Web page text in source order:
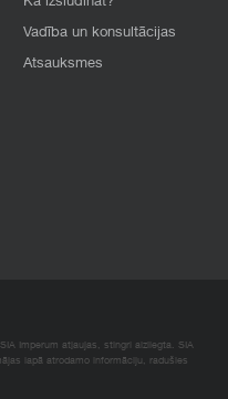
Vadība un konsultācijas
Atsauksmes
Imperum atļaujas, stingri aizliegta. SIA
lapā atrodamo informāciju, radušies